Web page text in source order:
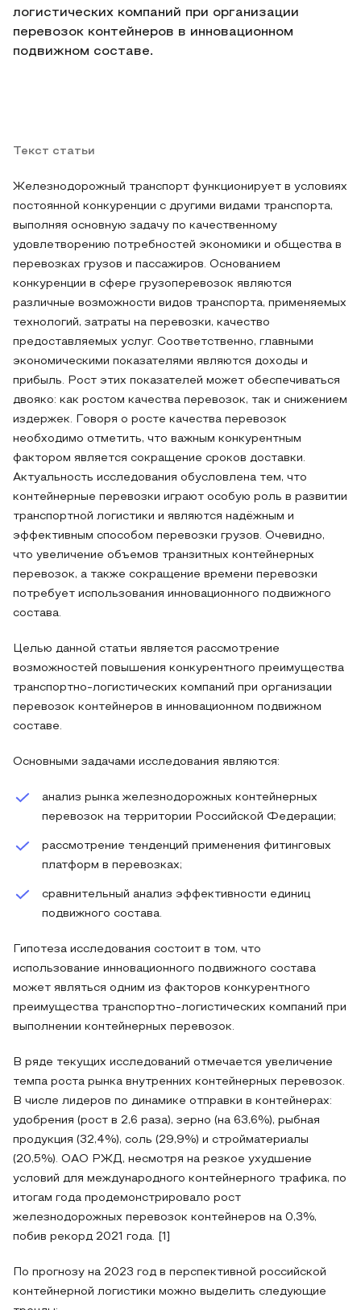
логистических компаний при организации
перевозок контейнеров в инновационном
подвижном составе.
Текст статьи
Железнодорожный транспорт функционирует в условиях
постоянной конкуренции с другими видами транспорта,
выполняя основную задачу по качественному
удовлетворению потребностей экономики и общества в
перевозках грузов и пассажиров. Основанием
конкуренции в сфере грузоперевозок являются
различные возможности видов транспорта, применяемых
технологий, затраты на перевозки, качество
предоставляемых услуг. Соответственно, главными
экономическими показателями являются доходы и
прибыль. Рост этих показателей может обеспечиваться
двояко: как ростом качества перевозок, так и снижением
издержек. Говоря о росте качества перевозок
необходимо отметить, что важным конкурентным
фактором является сокращение сроков доставки.
Актуальность исследования обусловлена тем, что
контейнерные перевозки играют особую роль в развитии
транспортной логистики и являются надёжным и
эффективным способом перевозки грузов. Очевидно,
что увеличение объемов транзитных контейнерных
перевозок, а также сокращение времени перевозки
потребует использования инновационного подвижного
состава.
Целью данной статьи является рассмотрение
возможностей повышения конкурентного преимущества
транспортно-логистических компаний при организации
перевозок контейнеров в инновационном подвижном
составе.
Основными задачами исследования являются:
анализ рынка железнодорожных контейнерных
перевозок на территории Российской Федерации;
рассмотрение тенденций применения фитинговых
платформ в перевозках;
сравнительный анализ эффективности единиц
подвижного состава.
Гипотеза исследования состоит в том, что
использование инновационного подвижного состава
может являться одним из факторов конкурентного
преимущества транспортно-логистических компаний при
выполнении контейнерных перевозок.
В ряде текущих исследований отмечается увеличение
темпа роста рынка внутренних контейнерных перевозок.
В числе лидеров по динамике отправки в контейнерах:
удобрения (рост в 2,6 раза), зерно (на 63,6%), рыбная
продукция (32,4%), соль (29,9%) и стройматериалы
(20,5%). ОАО РЖД, несмотря на резкое ухудшение
условий для международного контейнерного трафика, по
итогам года продемонстрировало рост
железнодорожных перевозок контейнеров на 0,3%,
побив рекорд 2021 года. [1]
По прогнозу на 2023 год в перспективной российской
контейнерной логистики можно выделить следующие